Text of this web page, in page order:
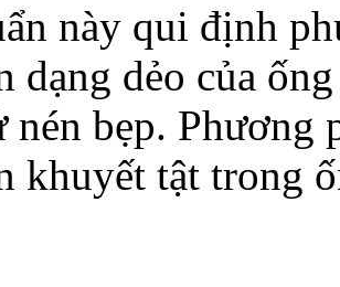
này qui định
dạng dẻo của
nén bẹp. Phương
khuyết tật trong